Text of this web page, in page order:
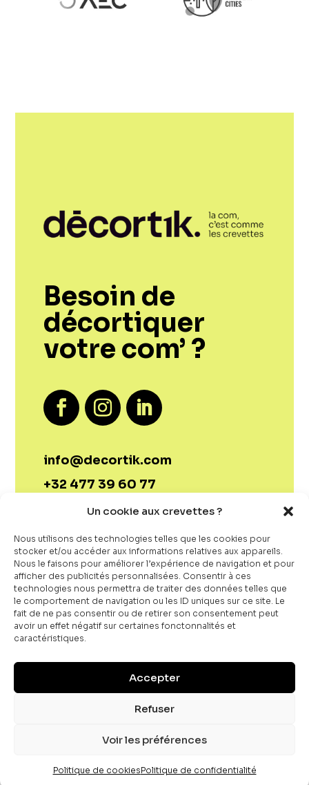
Un cookie aux crevettes ?
Nous utilisons des technologies telles que les cookies pour
stocker et/ou accéder aux informations relatives aux appareils.
Nous le faisons pour améliorer l’expérience de navigation et pour
afficher des publicités personnalisées. Consentir à ces
technologies nous permettra de traiter des données telles que
le comportement de navigation ou les ID uniques sur ce site. Le
fait de ne pas consentir ou de retirer son consentement peut
avoir un effet négatif sur certaines fonctonnalités et
caractéristiques.
Accepter
Refuser
Voir les préférences
Politique de cookiesPolitique de confidentialité
Besoin de
décortiquer
votre com’ ?
info@decortik.com
+32 477 39 60 77
animeultra.store
BE0783304890
Politique de cookies (UE)
Conditions générales de vente